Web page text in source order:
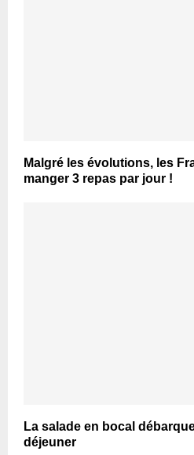
Malgré les évolutions, les
manger 3 repas par jour !
La salade en bocal
déjeuner